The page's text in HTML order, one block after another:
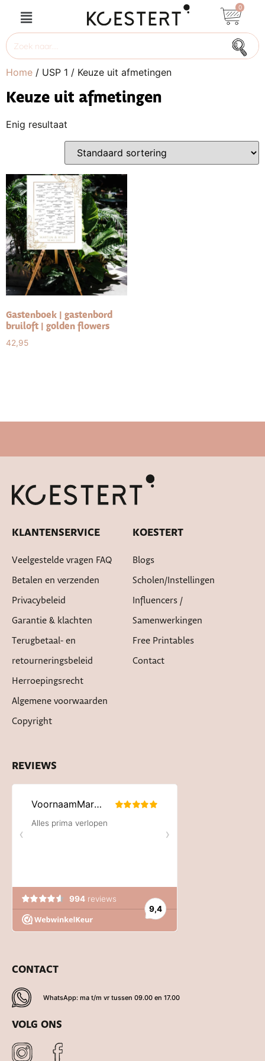
0
Home / USP 1 / Keuze uit afmetingen
Keuze uit afmetingen
Enig resultaat
Gastenboek | gastenbord
bruiloft | golden flowers
42,95
KLANTENSERVICE
Veelgestelde vragen FAQ
Betalen en verzenden
Privacybeleid
Garantie & klachten
Terugbetaal- en
retourneringsbeleid
Herroepingsrecht
Algemene voorwaarden
Copyright
KOESTERT
Blogs
Scholen/instellingen
Influencers /
Samenwerkingen
Free Printables
Contact
REVIEWS
CONTACT
WhatsApp: ma t/m vr tussen 09.00 en 17.00
VOLG ONS